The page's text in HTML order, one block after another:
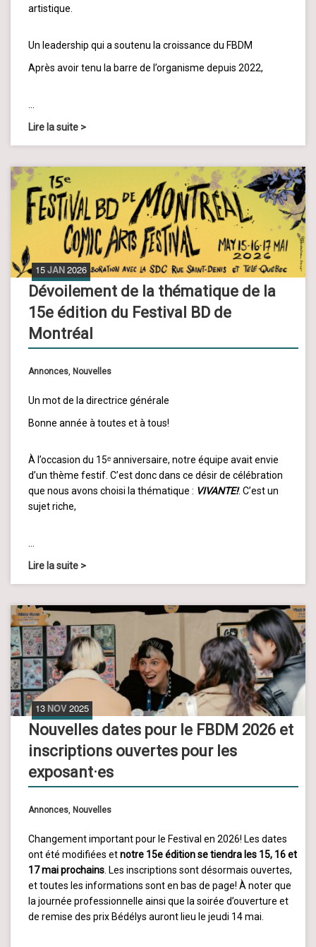
artistique.
Un leadership qui a soutenu la croissance du FBDM
Après avoir tenu la barre de l’organisme depuis 2022,
…
Lire la suite >
15JAN2026
Dévoilement de la thématique de la
15e édition du Festival BD de
Montréal
Annonces, Nouvelles
Un mot de la directrice générale
Bonne année à toutes et à tous!
À l’occasion du 15ᵉ anniversaire, notre équipe avait envie
d’un thème festif. C’est donc dans ce désir de célébration
que nous avons choisi la thématique : VIVANTE!. C’est un
sujet riche,
…
Lire la suite >
13 NOV2025
Nouvelles dates pour le FBDM 2026 et
inscriptions ouvertes pour les
exposant·es
Annonces, Nouvelles
Changement important pour le Festival en 2026! Les dates
ont été modifiées etnotre 15e édition se tiendra les 15, 16 et
17 mai prochains . Les inscriptions sont désormais ouvertes,
et toutes les informations sont en bas de page! À noter que
la journée professionnelle ainsi que la soirée d’ouverture et
de remise des prix Bédélys auront lieu le jeudi 14 mai.